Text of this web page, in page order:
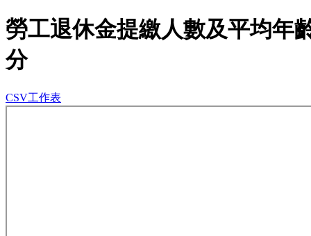
勞工退休金提繳人數及平均年
分
CSV工作表